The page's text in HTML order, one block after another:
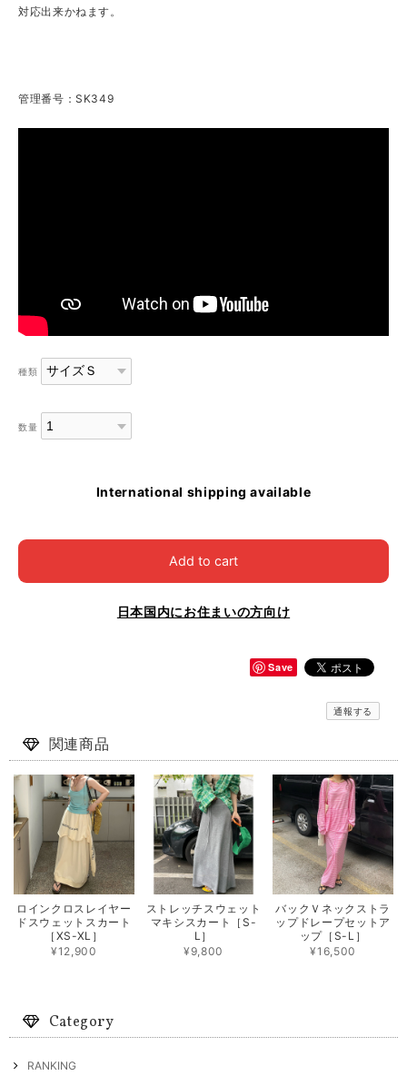
対応出来かねます。
管理番号：SK349
種類
数量
International shipping available
Add to cart
日本国内にお住まいの方向け
Save
通報する
関連商品
ロインクロスレイヤー
ドスウェットスカート
［XS-XL］
¥12,900
ストレッチスウェット
マキシスカート［S-
L］
¥9,800
バックＶネックストラ
ップドレープセットア
ップ［S-L］
¥16,500
Category
RANKING